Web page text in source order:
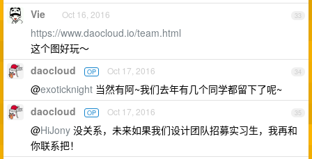
33
Vie Oct 16, 2016
https://www.daocloud.io/team.html
这个图好玩～
34
daocloud OP Oct 17, 2016
@exoticknight 当然有阿~我们去年有几个同学都留下了呢~
35
daocloud OP Oct 17, 2016
@HiJony 没关系，未来如果我们设计团队招募实习生，我再和
你联系把！